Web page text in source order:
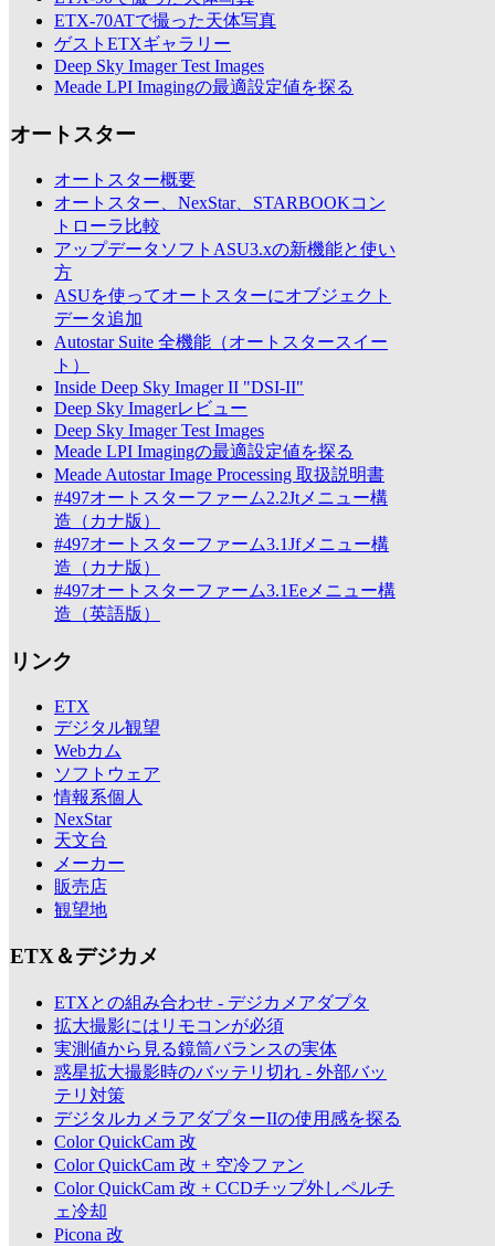
ETX-70ATで撮った天体写真
ゲストETXギャラリー
Deep Sky Imager Test Images
Meade LPI Imagingの最適設定値を探る
オートスター
オートスター概要
オートスター、NexStar、STARBOOKコン
トローラ比較
アップデータソフトASU3.xの新機能と使い
方
ASUを使ってオートスターにオブジェクト
データ追加
Autostar Suite 全機能（オートスタースイー
ト）
Inside Deep Sky Imager II "DSI-II"
Deep Sky Imagerレビュー
Deep Sky Imager Test Images
Meade LPI Imagingの最適設定値を探る
Meade Autostar Image Processing 取扱説明書
#497オートスターファーム2.2Jtメニュー構
造（カナ版）
#497オートスターファーム3.1Jfメニュー構
造（カナ版）
#497オートスターファーム3.1Eeメニュー構
造（英語版）
リンク
ETX
デジタル観望
Webカム
ソフトウェア
情報系個人
NexStar
天文台
メーカー
販売店
観望地
ETX＆デジカメ
ETXとの組み合わせ - デジカメアダプタ
拡大撮影にはリモコンが必須
実測値から見る鏡筒バランスの実体
惑星拡大撮影時のバッテリ切れ - 外部バッ
テリ対策
デジタルカメラアダプターIIの使用感を探る
Color QuickCam 改
Color QuickCam 改 + 空冷ファン
Color QuickCam 改 + CCDチップ外しペルチ
ェ冷却
Picona 改